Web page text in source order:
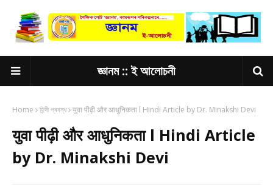
জ্ঞানম :: ই আলোচনী
Home হিন্দী প্ৰবন্ধ युवा पीढ़ी और आधुनिकता l Hindi Article by Dr. Minakshi Devi
युवा पीढ़ी और आधुनिकता l Hindi Article
by Dr. Minakshi Devi